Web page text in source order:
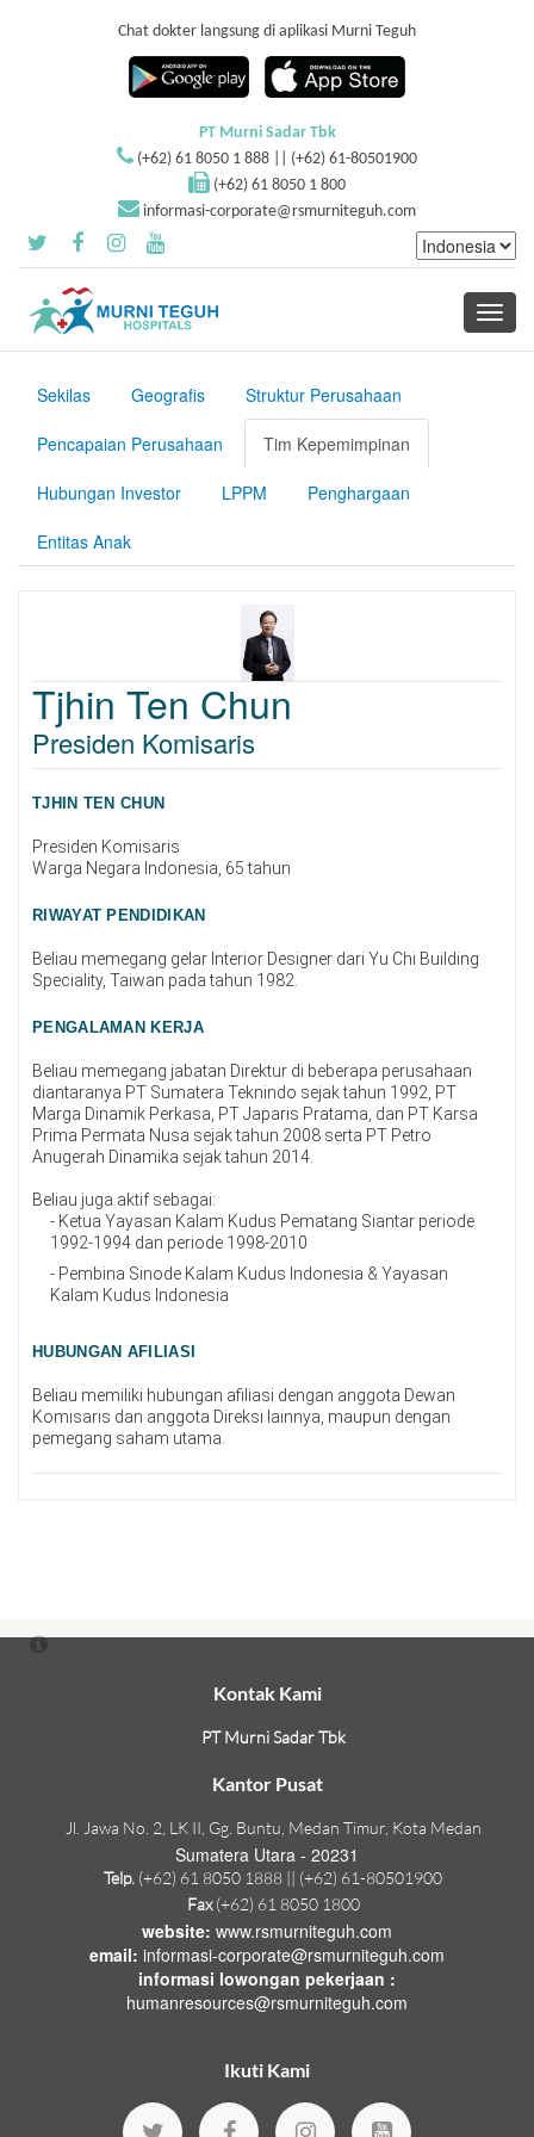
Chat dokter langsung di aplikasi Murni Teguh
PT Murni Sadar Tbk
(+62) 61 8050 1 888 || (+62) 61-80501900
(+62) 61 8050 1 800
informasi-corporate@rsmurniteguh.com
Toggle
Sekilas Geografis Struktur Perusahaan
Pencapaian Perusahaan Tim Kepemimpinan
Hubungan Investor LPPM Penghargaan
Entitas Anak
Tjhin Ten Chun
Presiden Komisaris
TJHIN TEN CHUN
Presiden Komisaris
Warga Negara Indonesia, 65 tahun
RIWAYAT PENDIDIKAN
Beliau memegang gelar Interior Designer dari Yu Chi Building
Speciality, Taiwan pada tahun 1982.
PENGALAMAN KERJA
Beliau memegang jabatan Direktur di beberapa perusahaan
diantaranya PT Sumatera Teknindo sejak tahun 1992, PT
Marga Dinamik Perkasa, PT Japaris Pratama, dan PT Karsa
Prima Permata Nusa sejak tahun 2008 serta PT Petro
Anugerah Dinamika sejak tahun 2014.
Beliau juga aktif sebagai:
- Ketua Yayasan Kalam Kudus Pematang Siantar periode
1992-1994 dan periode 1998-2010
- Pembina Sinode Kalam Kudus Indonesia & Yayasan
Kalam Kudus Indonesia
HUBUNGAN AFILIASI
Beliau memiliki hubungan afiliasi dengan anggota Dewan
Komisaris dan anggota Direksi lainnya, maupun dengan
pemegang saham utama.
Kontak Kami
PT Murni Sadar Tbk
Kantor Pusat
Jl. Jawa No. 2, LK II, Gg. Buntu, Medan Timur, Kota Medan
Sumatera Utara - 20231
Telp. (+62) 61 8050 1888 || (+62) 61-80501900
Fax(+62) 61 8050 1800
website: www.rsmurniteguh.com
email: informasi-corporate@rsmurniteguh.com
informasi lowongan pekerjaan :
humanresources@rsmurniteguh.com
Ikuti Kami